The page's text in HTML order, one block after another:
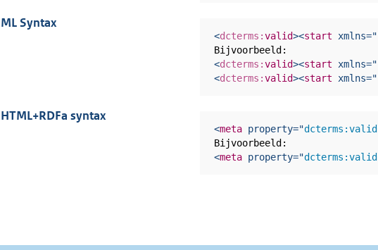
Syntax
<dcterms:valid><start xmlns="
<dcterms:valid><start xmlns="
<dcterms:valid><start xmlns="
syntax
<meta property="dcterms:valid
<meta property="dcterms:valid